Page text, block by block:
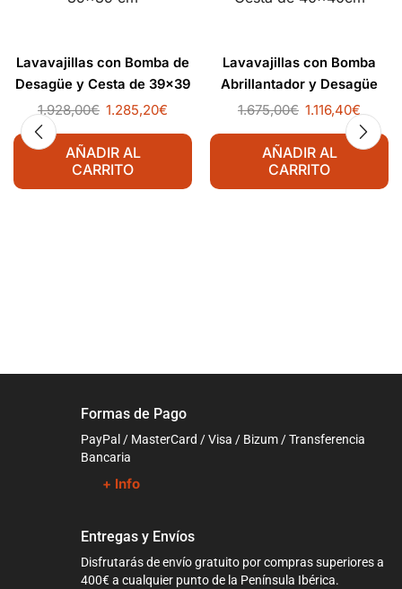
Lavavajillas con Bomba de
Desagüe y Cesta de 39×39
cm
1.928,00€ 1.285,20€
AÑADIR AL
CARRITO
Lavavajillas con Bomba
Abrillantador y Desagüe
Cesta de 40x40cm
1.675,00€ 1.116,40€
AÑADIR AL
CARRITO
Formas de Pago
PayPal / MasterCard / Visa / Bizum / Transferencia
Bancaria
+ Info
Entregas y Envíos
Disfrutarás de envío gratuito por compras superiores a
400€ a cualquier punto de la Península Ibérica.